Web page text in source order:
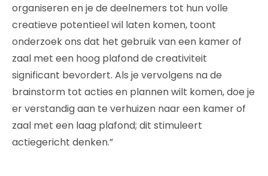
organiseren en je de deelnemers tot hun volle
creatieve potentieel wil laten komen, toont
onderzoek ons dat het gebruik van een kamer of
zaal met een hoog plafond de creativiteit
significant bevordert. Als je vervolgens na de
brainstorm tot acties en plannen wilt komen, doe je
er verstandig aan te verhuizen naar een kamer of
zaal met een laag plafond; dit stimuleert
actiegericht denken.”